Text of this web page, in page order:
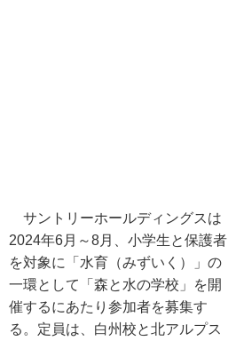
サントリーホールディングスは
2024年6月～8月、小学生と保護者
を対象に「水育（みずいく）」の
一環として「森と水の学校」を開
催するにあたり参加者を募集す
る。定員は、白州校と北アルプス